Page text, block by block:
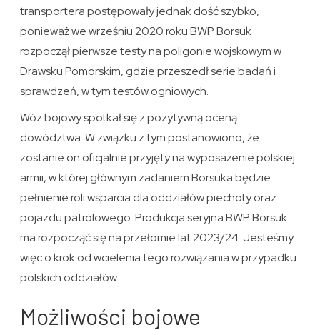
transportera postępowały jednak dość szybko,
ponieważ we wrześniu 2020 roku BWP Borsuk
rozpoczął pierwsze testy na poligonie wojskowym w
Drawsku Pomorskim, gdzie przeszedł serie badań i
sprawdzeń, w tym testów ogniowych.
Wóz bojowy spotkał się z pozytywną oceną
dowództwa. W związku z tym postanowiono, że
zostanie on oficjalnie przyjęty na wyposażenie polskiej
armii, w której głównym zadaniem Borsuka będzie
pełnienie roli wsparcia dla oddziałów piechoty oraz
pojazdu patrolowego. Produkcja seryjna BWP Borsuk
ma rozpocząć się na przełomie lat 2023/24. Jesteśmy
więc o krok od wcielenia tego rozwiązania w przypadku
polskich oddziałów.
Możliwości bojowe